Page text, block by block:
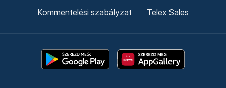
Kommentelési szabályzat Telex Sales